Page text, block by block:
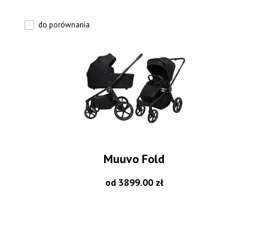
do porównania
Muuvo Fold
od 3899.00 zł